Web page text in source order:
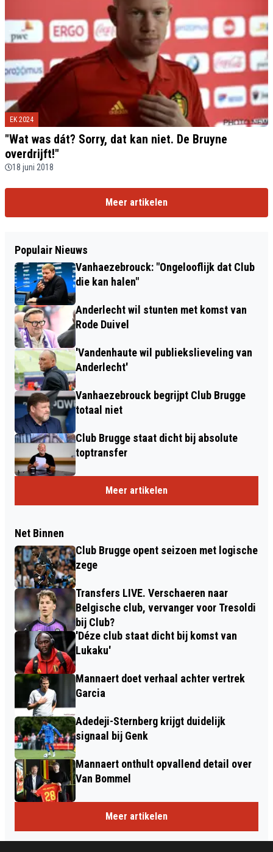
EK 2024
"Wat was dát? Sorry, dat kan niet. De Bruyne
overdrijft!"
18 juni 2018
Meer artikelen
Populair Nieuws
Vanhaezebrouck: "Ongelooflijk dat Club
die kan halen"
Anderlecht wil stunten met komst van
Rode Duivel
'Vandenhaute wil publiekslieveling van
Anderlecht'
Vanhaezebrouck begrijpt Club Brugge
totaal niet
Club Brugge staat dicht bij absolute
toptransfer
Meer artikelen
Net Binnen
Club Brugge opent seizoen met logische
zege
Transfers LIVE. Verschaeren naar
Belgische club, vervanger voor Tresoldi
bij Club?
'Déze club staat dicht bij komst van
Lukaku'
Mannaert doet verhaal achter vertrek
Garcia
Adedeji-Sternberg krijgt duidelijk
signaal bij Genk
Mannaert onthult opvallend detail over
Van Bommel
Meer artikelen